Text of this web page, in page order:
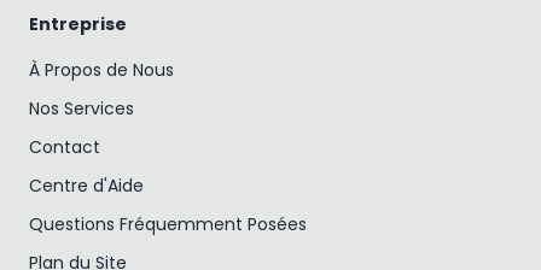
Entreprise
À Propos de Nous
Nos Services
Contact
Centre d'Aide
Questions Fréquemment Posées
Plan du Site